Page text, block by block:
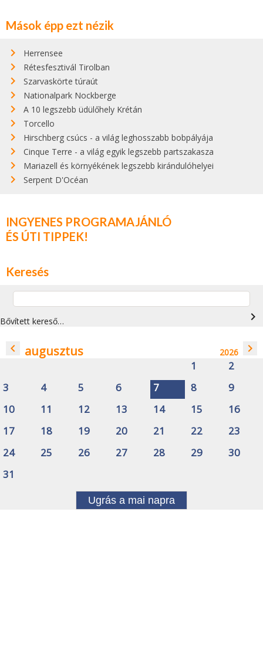
Mások épp ezt nézik
Herrensee
Rétesfesztivál Tirolban
Szarvaskörte túraút
Nationalpark Nockberge
A 10 legszebb üdülőhely Krétán
Torcello
Hirschberg csúcs - a világ leghosszabb bobpályája
Cinque Terre - a világ egyik legszebb partszakasza
Mariazell és környékének legszebb kirándulóhelyei
Serpent D'Océan
INGYENES PROGRAMAJÁNLÓ
ÉS ÚTI TIPPEK!
Keresés
Bővített kereső… navigate_next
navigate_before augusztus 2026 navigate_next
1
2
3
4 5 6 7 8
9
10
11 12 13 14 15
16
17
18 19 20 21 22
23
24
25 26 27 28 29
30
31
Ugrás a mai napra